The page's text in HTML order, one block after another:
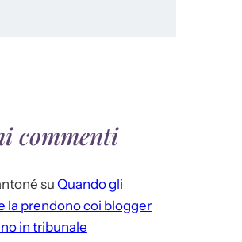
commenti
su Quando gli
la prendono coi blogger
in tribunale